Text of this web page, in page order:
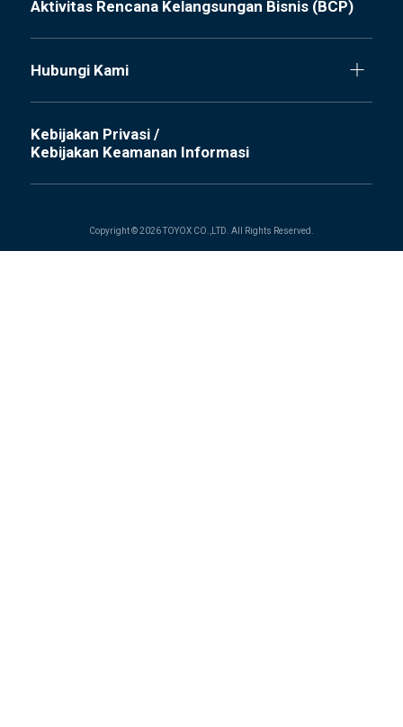
Aktivitas Rencana Kelangsungan Bisnis (BCP)
Hubungi Kami
Kebijakan Privasi /
Kebijakan Keamanan Informasi
Copyright © 2026 TOYOX CO.,LTD. All Rights Reserved.